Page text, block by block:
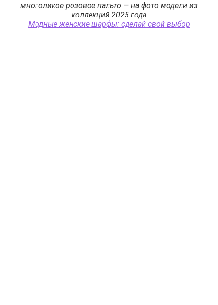
многоликое розовое пальто — на фото модели из
коллекций 2025 года
Модные женские шарфы: сделай свой выбор